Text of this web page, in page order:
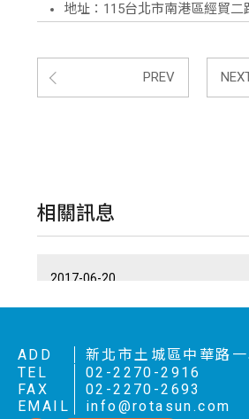
地址：115台北市南港區經貿二
PREV
相關訊息
2018-09-25
2018年 德國埃森安全
GOOSAFE 2018 德國埃森安全器
Essen
2018-06-19
2018年 英國國際保全
GOOSAFE 2018 英國國際保全系統
London
2017-06-20
2017年 英國國際保全
GOOSAFE 2017 英國國際保全系統
London
ADD
新北市土城區中華路
TEL
02-2270-2916
FAX
02-2270-2693
EMAIL
info@rotasun.com